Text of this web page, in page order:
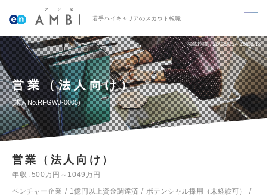
若手ハイキャリアのスカウト転職
掲載期間 26/08/05～26/08/18
営業（法人向け）
求人No.RFGWJ-0005
営業（法人向け）
年収
500万円～1049万円
ベンチャー企業
1億円以上資金調達済
ポテンシャル採用（未経験可）